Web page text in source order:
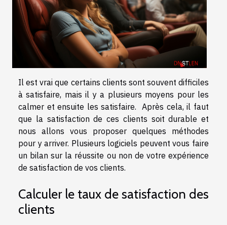
Il est vrai que certains clients sont souvent difficiles
à satisfaire, mais il y a plusieurs moyens pour les
calmer et ensuite les satisfaire. Après cela, il faut
que la satisfaction de ces clients soit durable et
nous allons vous proposer quelques méthodes
pour y arriver. Plusieurs logiciels peuvent vous faire
un bilan sur la réussite ou non de votre expérience
de satisfaction de vos clients.
Calculer le taux de satisfaction des
clients